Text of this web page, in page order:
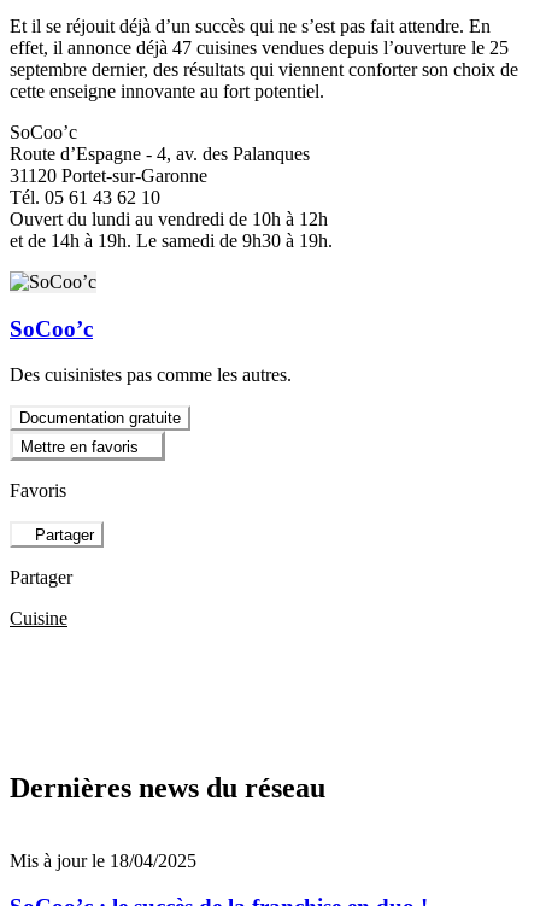
Et il se réjouit déjà d’un succès qui ne s’est pas fait attendre. En
effet, il annonce déjà 47 cuisines vendues depuis l’ouverture le 25
septembre dernier, des résultats qui viennent conforter son choix de
cette enseigne innovante au fort potentiel.
SoCoo’c
Route d’Espagne - 4, av. des Palanques
31120 Portet-sur-Garonne
Tél. 05 61 43 62 10
Ouvert du lundi au vendredi de 10h à 12h
et de 14h à 19h. Le samedi de 9h30 à 19h.
SoCoo’c
Des cuisinistes pas comme les autres.
Documentation gratuite
Mettre en favoris
Favoris
Partager
Partager
Cuisine
Dernières news du réseau
Mis à jour le 18/04/2025